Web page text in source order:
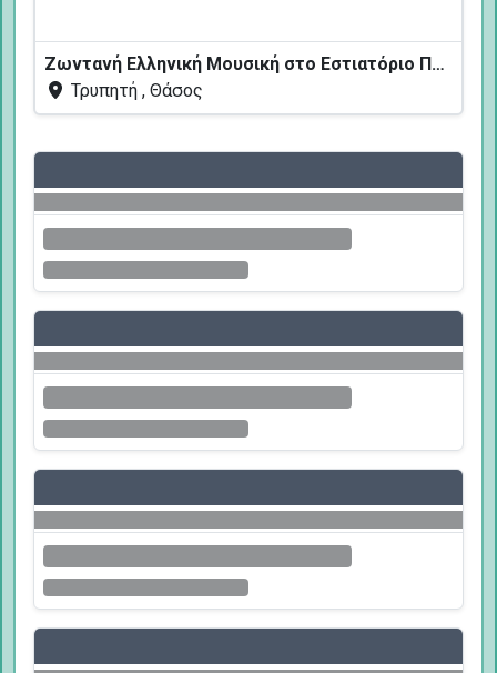
Ζωντανή Ελληνική Μουσική στο Εστιατόριο Πεύκων
Τρυπητή , Θάσος